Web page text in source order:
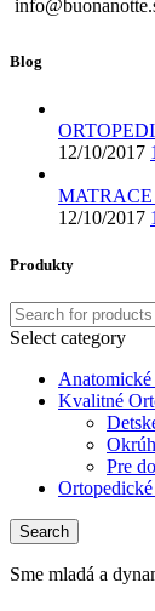
Blog
12/10/2017
12/10/2017
Produkty
Select category
Kvalitné
Pre
Search
Sme mladá a